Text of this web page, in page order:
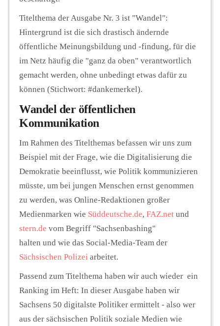
Unterstützen
Titelthema der Ausgabe Nr. 3 ist "Wandel":
Hintergrund ist die sich drastisch ändernde
öffentliche Meinungsbildung und -findung, für die
im Netz häufig die "ganz da oben" verantwortlich
gemacht werden, ohne unbedingt etwas dafür zu
können (Stichwort: #dankemerkel).
Wandel der öffentlichen
Kommunikation
Im Rahmen des Titelthemas befassen wir uns zum
Beispiel mit der Frage, wie die Digitalisierung die
Demokratie beeinflusst, wie Politik kommunizieren
müsste, um bei jungen Menschen ernst genommen
zu werden, was Online-Redaktionen großer
Medienmarken wie Süddeutsche.de, FAZ.net und
stern.de vom Begriff "Sachsenbashing"
halten und wie das Social-Media-Team der
Sächsischen Polizei arbeitet.
Passend zum Titelthema haben wir auch wieder ein
Ranking im Heft: In dieser Ausgabe haben wir
Sachsens 50 digitalste Politiker ermittelt - also wer
aus der sächsischen Politik soziale Medien wie